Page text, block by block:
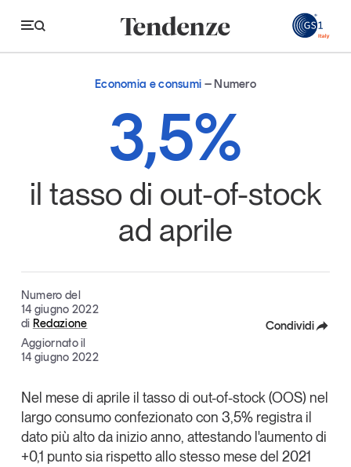
Tendenze
Economia e consumi
Innovazione
Logistica
Retail e brand
Sostenibilità
Grandi temi
Magazine
Articoli
Opinioni
Dossier
Il Numero
Interviste
Economia e consumi Numero
3,5%
il tasso di out-of-stock
ad aprile
Numero del
14 giugno 2022
di Redazione
Aggiornato il
14 giugno 2022
Condividi
Linkedin
Copia Link
Nel mese di aprile il tasso di out-of-stock (OOS) nel
largo consumo confezionato con 3,5%registra il
dato più alto da inizio anno, attestando l'aumento di
+0,1 punto sia rispetto allo stesso mese del 2021